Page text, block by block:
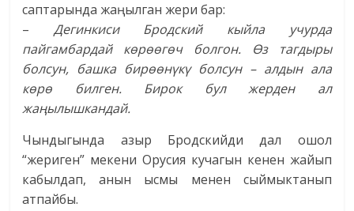
саптарында жаңылган жери бар:
– Дегинкиси Бродский кыйла учурда
пайгамбардай көрөөгөч болгон. Өз тагдыры
болсун, башка бирөөнүкүболсун – алдын ала
көрө билген. Бирок бул жерден ал
жаңылышкандай.
Чындыгында азыр Бродскийди дал ошол
“жериген” мекени Орусия кучагын кенен жайып
кабылдап, анын ысмы менен сыймыктанып
атпайбы.